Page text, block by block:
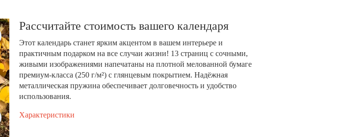
Рассчитайте стоимость вашего календаря
Этот календарь станет ярким акцентом в вашем интерьере и
практичным подарком на все случаи жизни! 13 страниц с сочными,
живыми изображениями напечатаны на плотной мелованной бумаге
премиум-класса (250 г/м²) с глянцевым покрытием. Надёжная
металлическая пружина обеспечивает долговечность и удобство
использования.
Характеристики